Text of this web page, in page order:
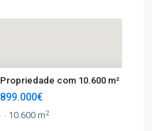
Propriedade com 10.600 m² em A...
899.000€
· · 10.600 m2